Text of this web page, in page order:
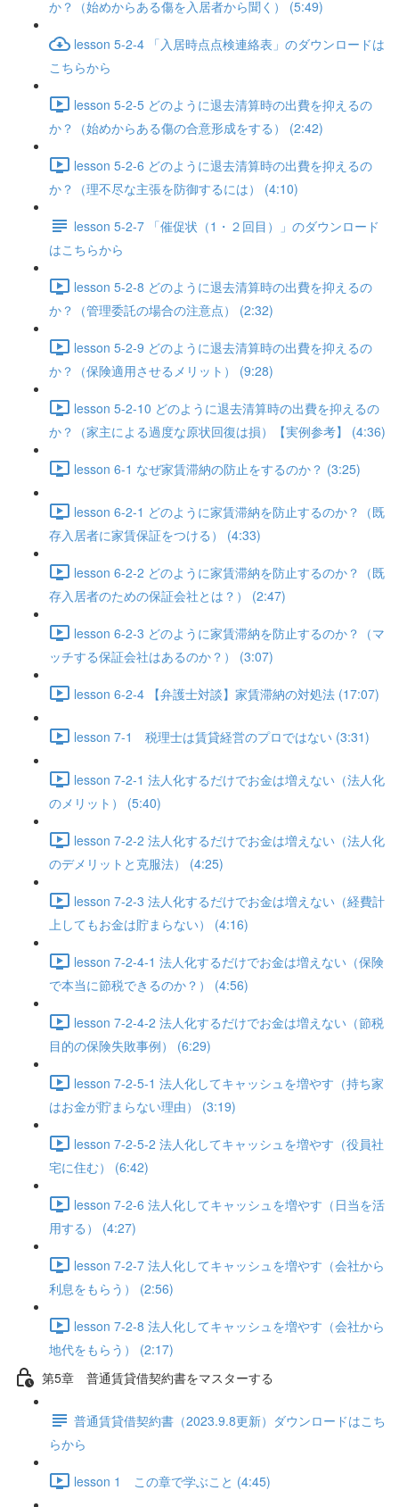
か？（始めからある傷を入居者から聞く） (5:49)
lesson 5-2-4 「入居時点点検連絡表」のダウンロードは
こちらから
lesson 5-2-5 どのように退去清算時の出費を抑えるの
か？（始めからある傷の合意形成をする） (2:42)
lesson 5-2-6 どのように退去清算時の出費を抑えるの
か？（理不尽な主張を防御するには） (4:10)
lesson 5-2-7 「催促状（1・２回目）」のダウンロード
はこちらから
lesson 5-2-8 どのように退去清算時の出費を抑えるの
か？（管理委託の場合の注意点） (2:32)
lesson 5-2-9 どのように退去清算時の出費を抑えるの
か？（保険適用させるメリット） (9:28)
lesson 5-2-10 どのように退去清算時の出費を抑えるの
か？（家主による過度な原状回復は損）【実例参考】 (4:36)
lesson 6-1 なぜ家賃滞納の防止をするのか？ (3:25)
lesson 6-2-1 どのように家賃滞納を防止するのか？（既
存入居者に家賃保証をつける） (4:33)
lesson 6-2-2 どのように家賃滞納を防止するのか？（既
存入居者のための保証会社とは？） (2:47)
lesson 6-2-3 どのように家賃滞納を防止するのか？（マ
ッチする保証会社はあるのか？） (3:07)
lesson 6-2-4 【弁護士対談】家賃滞納の対処法 (17:07)
lesson 7-1 税理士は賃貸経営のプロではない (3:31)
lesson 7-2-1 法人化するだけでお金は増えない（法人化
のメリット） (5:40)
lesson 7-2-2 法人化するだけでお金は増えない（法人化
のデメリットと克服法） (4:25)
lesson 7-2-3 法人化するだけでお金は増えない（経費計
上してもお金は貯まらない） (4:16)
lesson 7-2-4-1 法人化するだけでお金は増えない（保険
で本当に節税できるのか？） (4:56)
lesson 7-2-4-2 法人化するだけでお金は増えない（節税
目的の保険失敗事例） (6:29)
lesson 7-2-5-1 法人化してキャッシュを増やす（持ち家
はお金が貯まらない理由） (3:19)
lesson 7-2-5-2 法人化してキャッシュを増やす（役員社
宅に住む） (6:42)
lesson 7-2-6 法人化してキャッシュを増やす（日当を活
用する） (4:27)
lesson 7-2-7 法人化してキャッシュを増やす（会社から
利息をもらう） (2:56)
lesson 7-2-8 法人化してキャッシュを増やす（会社から
地代をもらう） (2:17)
第5章 普通賃貸借契約書をマスターする
普通賃貸借契約書（2023.9.8更新）ダウンロードはこち
らから
lesson 1 この章で学ぶこと (4:45)